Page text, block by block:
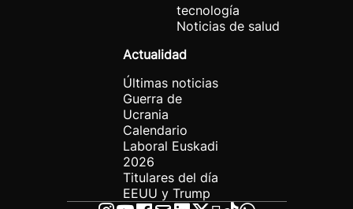
tecnología
Noticias de salud
Actualidad
Últimas noticias
Guerra de
Ucrania
Calendario
Laboral Euskadi
2026
Titulares del día
EEUU y Trump